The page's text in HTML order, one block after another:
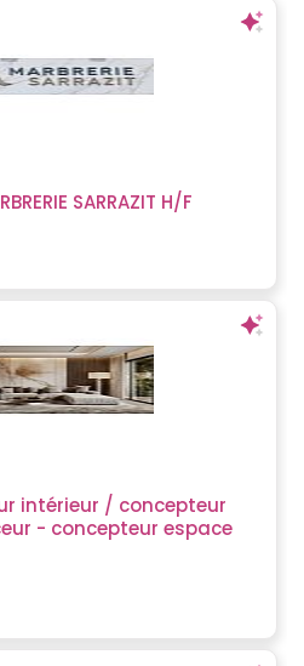
SARRAZIT H/F
intérieur / concepteur
- concepteur espace